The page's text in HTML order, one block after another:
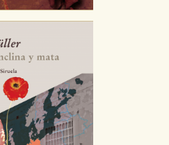
deshabilitarlas desde
hacerlo desde el
de funcionar
y analíticas
para mejorar su experiencia
el funcionamiento de
configuraciones de
que reconfigurarlos cada
es agregada y, por lo